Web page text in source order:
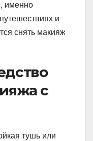
именно
и
снять макияж
с
тушь или